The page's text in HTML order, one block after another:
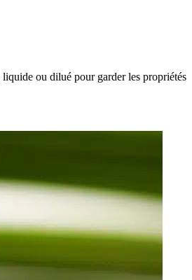
ou dilué pour garder les propriétés